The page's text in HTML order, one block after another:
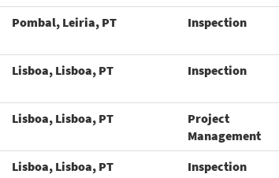
Pombal, Leiria, PT Inspection
Lisboa, Lisboa, PT Inspection
Lisboa, Lisboa, PT
Project
Management
Lisboa, Lisboa, PT Inspection